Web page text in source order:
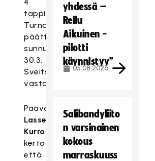
tappiolle.
Turnaus
päättyy
sunnuntaina
30.3.
Sveitsiä
vastaan.
Päävalmentaja
Lasse
Kurronen
kertoo,
että
yhdessä –
Reilu
Aikuinen -
pilotti
käynnistyy”
05.08.2026
Salibandyliito
n varsinainen
kokous
marraskuuss